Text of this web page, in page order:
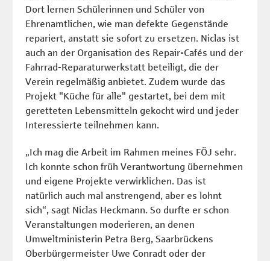
Dort lernen Schülerinnen und Schüler von
Ehrenamtlichen, wie man defekte Gegenstände
repariert, anstatt sie sofort zu ersetzen. Niclas ist
auch an der Organisation des Repair-Cafés und der
Fahrrad-Reparaturwerkstatt beteiligt, die der
Verein regelmäßig anbietet. Zudem wurde das
Projekt "Küche für alle" gestartet, bei dem mit
geretteten Lebensmitteln gekocht wird und jeder
Interessierte teilnehmen kann.
„Ich mag die Arbeit im Rahmen meines FÖJ sehr.
Ich konnte schon früh Verantwortung übernehmen
und eigene Projekte verwirklichen. Das ist
natürlich auch mal anstrengend, aber es lohnt
sich“, sagt Niclas Heckmann. So durfte er schon
Veranstaltungen moderieren, an denen
Umweltministerin Petra Berg, Saarbrückens
Oberbürgermeister Uwe Conradt oder der